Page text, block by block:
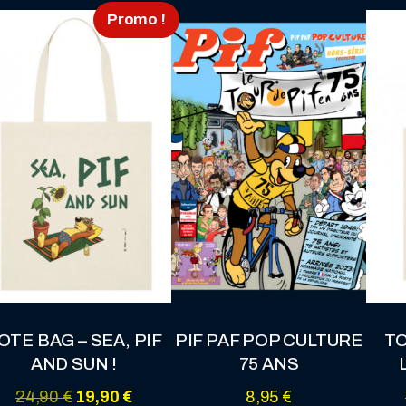
Promo !
BAG – SEA, PIF
AND SUN !
24,90€ Le
19,90 €Le
PIF PAF POP CULTURE
75 ANS
8,95 €